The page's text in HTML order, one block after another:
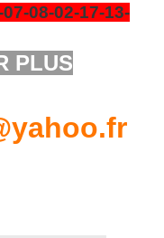
07-08-02-17-13-
PLUS